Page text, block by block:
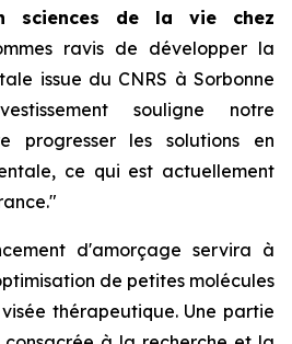
sciences de la vie chez
ravis de développer la
issue du CNRS à Sorbonne
souligne notre
progresser les solutions en
ce qui est actuellement
d'amorçage servira à
de petites molécules
thérapeutique. Une partie